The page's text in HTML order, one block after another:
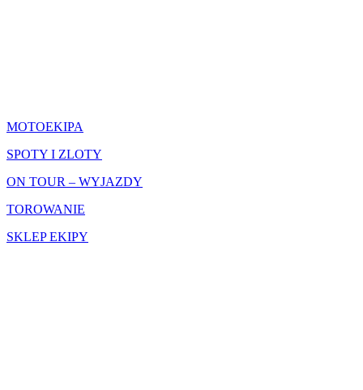
MOTOEKIPA
SPOTY I ZLOTY
ON TOUR – WYJAZDY
TOROWANIE
SKLEP EKIPY